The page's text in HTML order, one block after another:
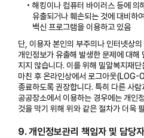
해킹이나 컴퓨터 바이러스 등에 의
유출되거나 훼손되는 것에 대비하
백신 프로그램을 이용하고 있음
단, 이용자 본인의 부주의나 인터넷상
개인정보가 유출해 발생한 문제에 대해
지지 않습니다. 이를 위해 밀알복지재
마친 후 온라인상에서 로그아웃(LOG-
종료하도록 권장합니다. 특히 다른 사
공공장소에서 이용하는 경우에는 개인
것을 막기 위해 위와 같은 절차가 더욱
9. 개인정보관리 책임자 및 담당자